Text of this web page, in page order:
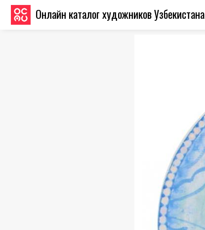
Онлайн каталог художников Узбекистана